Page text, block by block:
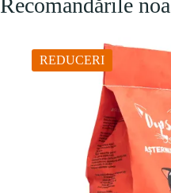
Recomandările
REDUCERI